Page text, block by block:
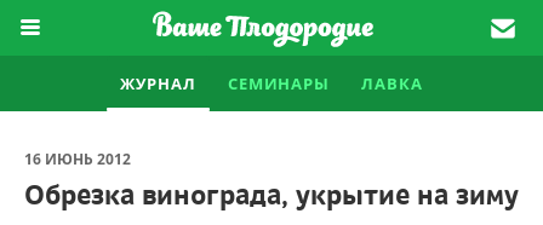
ЖУРНАЛ СЕМИНАРЫ ЛАВКА
16 ИЮНЬ 2012
Обрезка винограда, укрытие на зиму